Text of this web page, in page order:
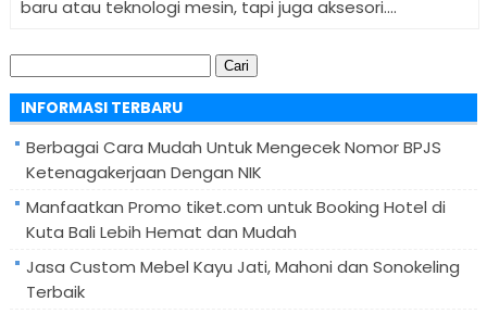
baru atau teknologi mesin, tapi juga aksesori....
untuk:
INFORMASI TERBARU
Berbagai Cara Mudah Untuk Mengecek Nomor BPJS
Ketenagakerjaan Dengan NIK
Manfaatkan Promo tiket.com untuk Booking Hotel di
Kuta Bali Lebih Hemat dan Mudah
Jasa Custom Mebel Kayu Jati, Mahoni dan Sonokeling
Terbaik